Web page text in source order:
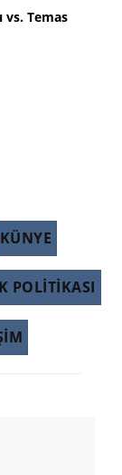
vs. Temas
KÜNYE
POLITIKASI